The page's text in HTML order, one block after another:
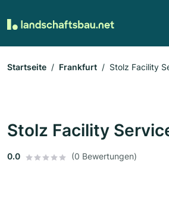
Startseite Frankfurt Stolz Facility
Stolz Facility
0.0 (0 Bewertungen)